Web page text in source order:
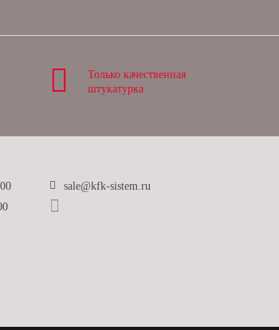
Только качественная
штукатурка
sale@kfk-sistem.ru